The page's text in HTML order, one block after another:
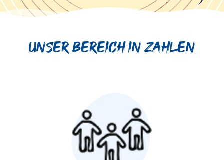
Unser Bereich in Zahlen